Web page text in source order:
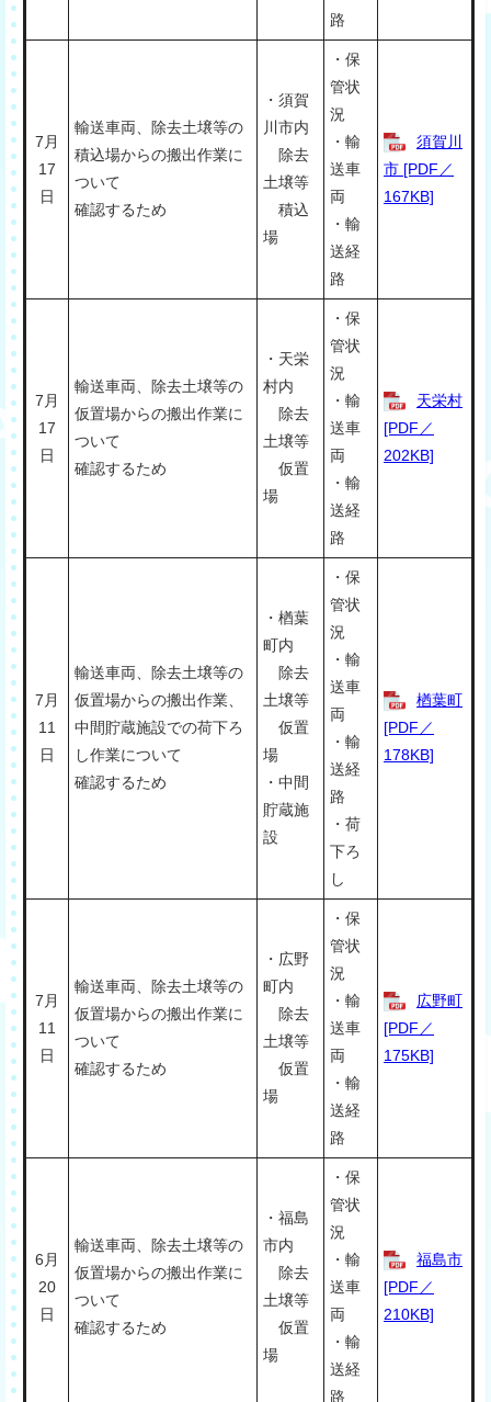
路
7月
17
日
輸送車両、除去土壌等の
積込場からの搬出作業に
ついて
確認するため
・須賀
川市内
除去
土壌等
積込
場
・保
管状
況
・輸
送車
両
・輸
送経
路
須賀川
市 [PDF／
167KB]
7月
17
日
輸送車両、除去土壌等の
仮置場からの搬出作業に
ついて
確認するため
・天栄
村内
除去
土壌等
仮置
場
・保
管状
況
・輸
送車
両
・輸
送経
路
天栄村
[PDF／
202KB]
7月
11
日
輸送車両、除去土壌等の
仮置場からの搬出作業、
中間貯蔵施設での荷下ろ
し作業について
確認するため
・楢葉
町内
除去
土壌等
仮置
場
・中間
貯蔵施
設
・保
管状
況
・輸
送車
両
・輸
送経
路
・荷
下ろ
し
楢葉町
[PDF／
178KB]
7月
11
日
輸送車両、除去土壌等の
仮置場からの搬出作業に
ついて
確認するため
・広野
町内
除去
土壌等
仮置
場
・保
管状
況
・輸
送車
両
・輸
送経
路
広野町
[PDF／
175KB]
6月
20
日
輸送車両、除去土壌等の
仮置場からの搬出作業に
ついて
確認するため
・福島
市内
除去
土壌等
仮置
場
・保
管状
況
・輸
送車
両
・輸
送経
路
福島市
[PDF／
210KB]